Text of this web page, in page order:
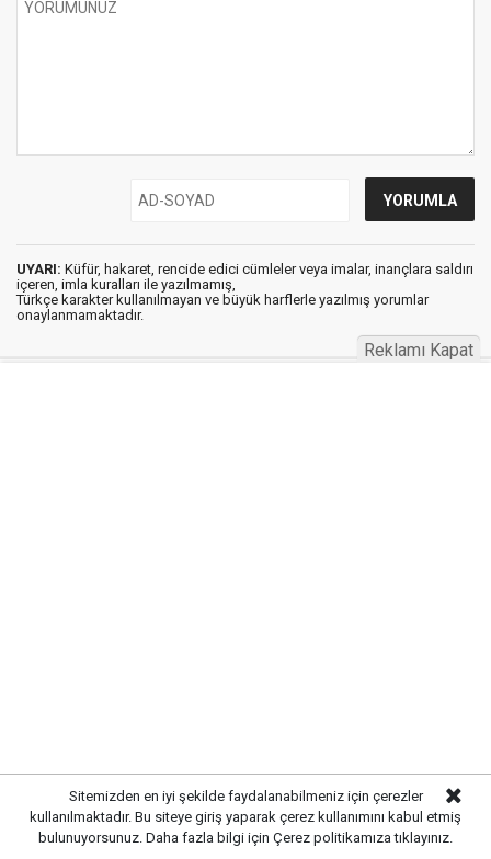
UYARI: Küfür, hakaret, rencide edici cümleler veya imalar, inançlara saldırı
içeren, imla kuralları ile yazılmamış,
Türkçe karakter kullanılmayan ve büyük harflerle yazılmış yorumlar
onaylanmamaktadır.
Kırıkkale’de hayvan hastalıklarına
karşı denetimler artırıldı
Sitemizden en iyi şekilde faydalanabilmeniz için çerezler
kullanılmaktadır. Bu siteye giriş yaparak çerez kullanımını kabul etmiş
bulunuyorsunuz. Daha fazla bilgi için Çerez politikamıza tıklayınız.
Reklamı Kapat